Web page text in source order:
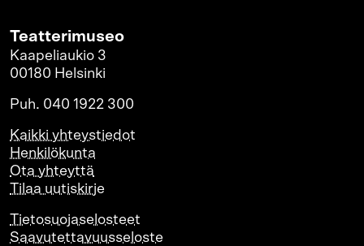
Teatterimuseo
Kaapeliaukio 3
00180 Helsinki
Puh. 040 1922 300
Kaikki yhteystiedot
Henkilökunta
Ota yhteyttä
Tilaa uutiskirje
Tietosuojaselosteet
Saavutettavuusseloste